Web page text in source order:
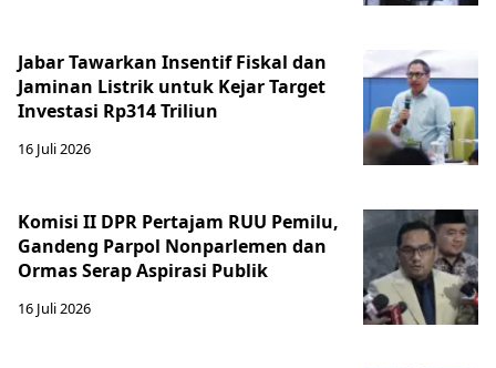
Jabar Tawarkan Insentif Fiskal dan
Jaminan Listrik untuk Kejar Target
Investasi Rp314 Triliun
16 Juli 2026
Komisi II DPR Pertajam RUU Pemilu,
Gandeng Parpol Nonparlemen dan
Ormas Serap Aspirasi Publik
16 Juli 2026